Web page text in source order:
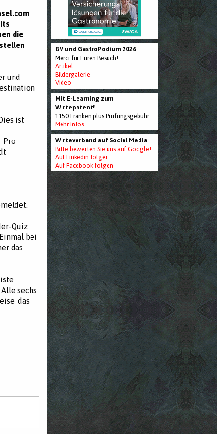
die
und
ist
Pro
Quiz
bei
das
sechs
das
GV und GastroPodium 2026
Merci für Euren Besuch!
Artikel
Bildergalerie
Video
Mit E-Learning zum
Wirtepatent!
1150 Franken plus Prüfungsgebühr
Mehr Infos
Wirteverband auf Social Media
Bitte bewerten Sie uns auf Google!
Auf Linkedin folgen
Auf Facebook folgen